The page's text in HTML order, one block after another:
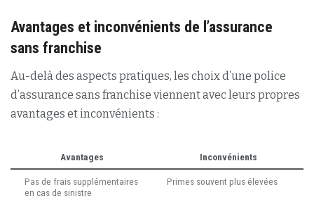
Avantages et inconvénients de l’assurance
sans franchise
Au-delà des aspects pratiques, les choix d’une police
d’assurance sans franchise viennent avec leurs propres
avantages et inconvénients :
Avantages Inconvénients
Pas de frais supplémentaires
en cas de sinistre
Primes souvent plus élevées